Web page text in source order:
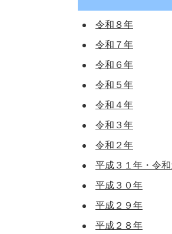
令和８年
令和７年
令和６年
令和５年
令和４年
令和３年
令和２年
平成３１年・令
平成３０年
平成２９年
平成２８年